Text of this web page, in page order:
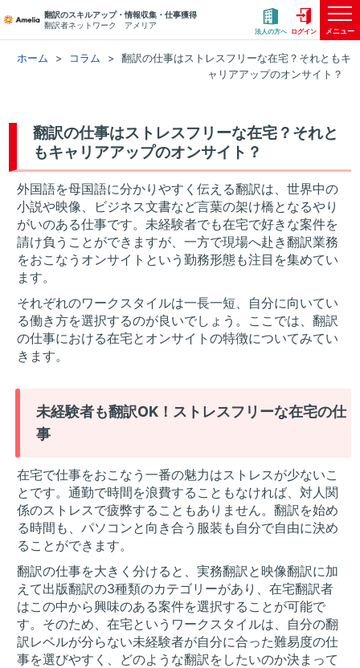
翻訳のスキルアップ・情報収集・仕事獲得
翻訳者ネットワーク アメリア
法人の方へ ログイン メニュー
ホーム コラム
翻訳の仕事はストレスフリーな在宅？それともキ
ャリアアップのオンサイト？
翻訳の仕事はストレスフリーな在宅？それと
もキャリアアップのオンサイト？
外国語を母国語に分かりやすく伝える翻訳は、世界中の
小説や映像、ビジネス文書など言葉の架け橋となるやり
がいのある仕事です。未経験者でも在宅で好きな案件を
請け負うことができますが、一方で現場へ赴き翻訳業務
をおこなうオンサイトという勤務形態も注目を集めてい
ます。
それぞれのワークスタイルは一長一短、自分に向いてい
る働き方を選択するのが良いでしょう。ここでは、翻訳
の仕事における在宅とオンサイトの特徴についてみてい
きます。
未経験者も翻訳OK！ストレスフリーな在宅の仕
事
在宅で仕事をおこなう一番の魅力はストレスが少ないこ
とです。通勤で時間を浪費することもなければ、対人関
係のストレスで疲弊することもありません。翻訳を始め
る時間も、パソコンと向き合う服装も自分で自由に決め
ることができます。
翻訳の仕事を大きく分けると、実務翻訳と映像翻訳に加
えて出版翻訳の3種類のカテゴリーがあり、在宅翻訳者
はこの中から興味のある案件を選択することが可能で
す。そのため、在宅というワークスタイルは、自分の翻
訳レベルが分らない未経験者が自分に合った難易度の仕
事を選びやすく、どのような翻訳をしたいのか決まって